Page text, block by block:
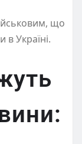
що
в Україні.